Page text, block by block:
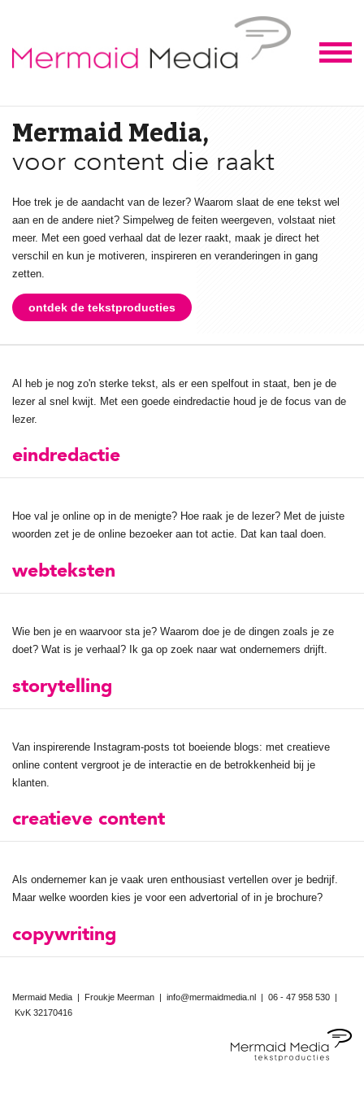
Mermaid Media,
voor content die raakt
Hoe trek je de aandacht van de lezer? Waarom slaat de ene tekst wel
aan en de andere niet? Simpelweg de feiten weergeven, volstaat niet
meer. Met een goed verhaal dat de lezer raakt, maak je direct het
verschil en kun je motiveren, inspireren en veranderingen in gang
zetten.
ontdek de tekstproducties
Sla de juiste toon aan,
ontdek de tekstproducties
Al heb je nog zo'n sterke tekst, als er een spelfout in staat, ben je de
lezer al snel kwijt. Met een goede eindredactie houd je de focus van de
lezer.
eindredactie
Hoe val je online op in de menigte? Hoe raak je de lezer? Met de juiste
woorden zet je de online bezoeker aan tot actie. Dat kan taal doen.
webteksten
Wie ben je en waarvoor sta je? Waarom doe je de dingen zoals je ze
doet? Wat is je verhaal? Ik ga op zoek naar wat ondernemers drijft.
storytelling
Van inspirerende Instagram-posts tot boeiende blogs: met creatieve
online content vergroot je de interactie en de betrokkenheid bij je
klanten.
creatieve content
Als ondernemer kan je vaak uren enthousiast vertellen over je bedrijf.
Maar welke woorden kies je voor een advertorial of in je brochure?
copywriting
Mermaid Media | Froukje Meerman | info@mermaidmedia.nl| 06 - 47 958 530|
KvK 32170416